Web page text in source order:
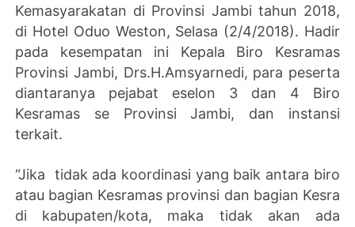
Kemasyarakatan di Provinsi Jambi tahun 2018,
di Hotel Oduo Weston, Selasa (2/4/2018). Hadir
pada kesempatan ini Kepala Biro Kesramas
Provinsi Jambi, Drs.H.Amsyarnedi, para peserta
diantaranya pejabat eselon 3 dan 4 Biro
Kesramas se Provinsi Jambi, dan instansi
terkait.
“Jika tidak ada koordinasi yang baik antara biro
atau bagian Kesramas provinsi dan bagian Kesra
di kabupaten/kota, maka tidak akan ada